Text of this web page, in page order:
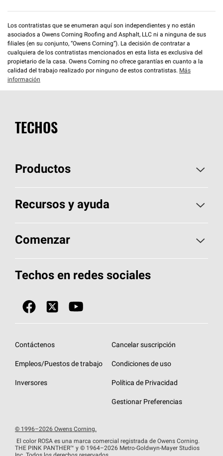
Los contratistas que se enumeran aquí son independientes y no están
asociados a Owens Corning Roofing and Asphalt, LLC ni a ninguna de sus
filiales (en su conjunto, “Owens Corning”). La decisión de contratar a
cualquiera de los contratistas mencionados en esta lista es exclusiva del
propietario de la casa. Owens Corning no ofrece garantías en cuanto a la
calidad del trabajo realizado por ninguno de estos contratistas. Más
información
TECHOS
Productos
Elija sus tejas
Encuentre un contratista
Componentes para techos
Tecnología SureNail®
Garantías de techos
Recursos y ayuda
Aspectos básicos sobre techos
Herramientas de diseño y color
Únase a la red de contratistas de techos
Diseño en el techo
Eventos para contratistas
Comenzar
Llame al 1-800-GET-PINK®
Encuentre una tienda o encuentre un
Financiamiento de techos
Techos en redes sociales
Contáctenos
Empleos/Puestos de trabajo
Inversores
Cancelar suscripción
Condiciones de uso
Política de Privacidad
Gestionar Preferencias
© 1996–2026 Owens Corning.
El color ROSA es una marca comercial registrada de Owens Corning.
THE PINK PANTHER™ y © 1964–2026 Metro-Goldwyn-Mayer Studios